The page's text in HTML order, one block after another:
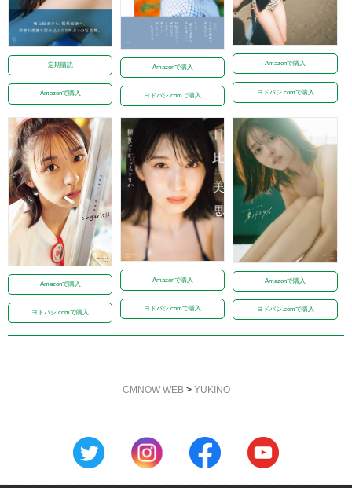
定期購読
Amazonで購入
Amazonで購入
ヨドバシ.comで購入
Amazonで購入
ヨドバシ.comで購入
Amazonで購入
ヨドバシ.comで購入
Amazonで購入
ヨドバシ.comで購入
Amazonで購入
ヨドバシ.comで購入
CMNOW WEB> YUKINO